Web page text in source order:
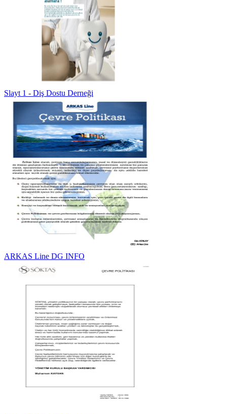
Slayt 1 - Diş Dostu Derneği
ARKAS Line DG INFO